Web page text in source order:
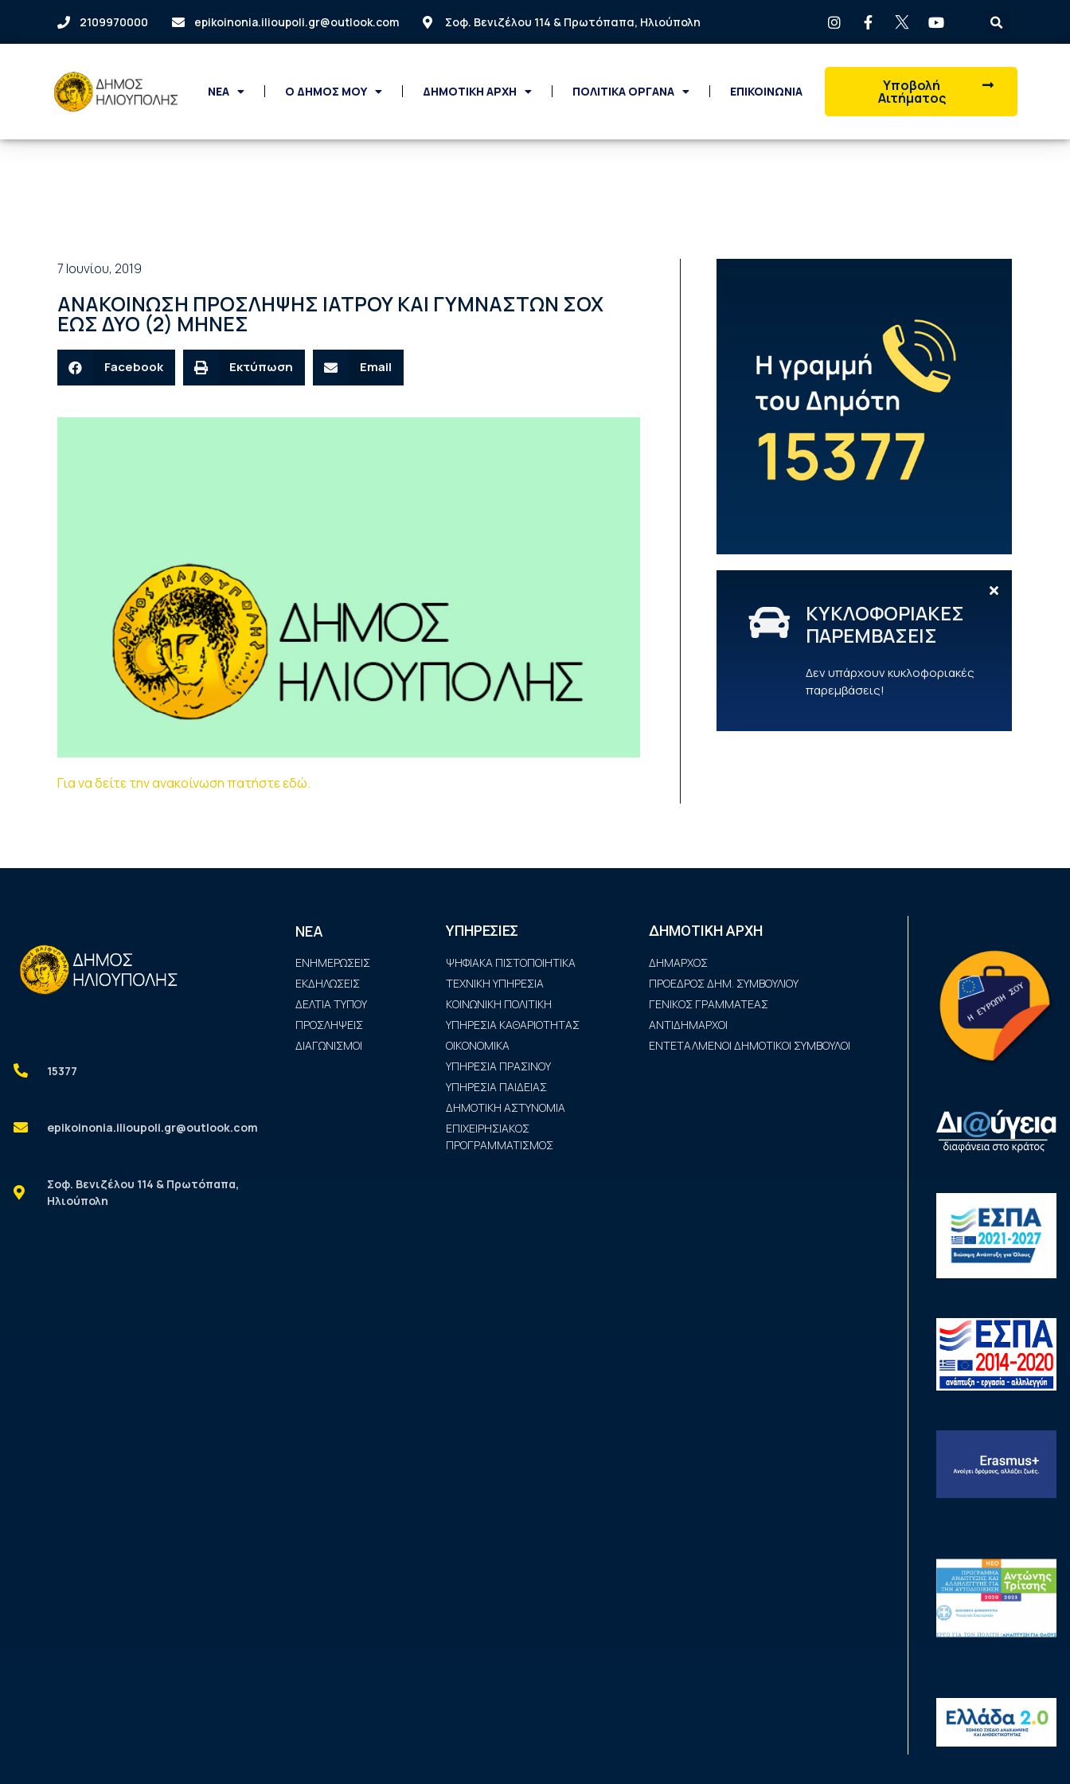
2109970000 epikoinonia.ilioupoli.gr@outlook.com Σοφ. Βενιζέλου 114 & Πρωτόπαπα, Ηλιούπολη
ΝΕΑ Ο ΔΗΜΟΣ ΜΟΥ ΔΗΜΟΤΙΚΗ ΑΡΧΗ ΠΟΛΙΤΙΚΑ ΟΡΓΑΝΑ ΕΠΙΚΟΙΝΩΝΙΑ Υποβολή
Αιτήματος
7 Ιουνίου, 2019
ΑΝΑΚΟΙΝΩΣΗ ΠΡΟΣΛΗΨΗΣ ΙΑΤΡΟΥ ΚΑΙ ΓΥΜΝΑΣΤΩΝ ΣΟΧ
ΕΩΣ ΔΥΟ (2) ΜΗΝΕΣ
Facebook Εκτύπωση Email
Για να δείτε την ανακοίνωση πατήστε εδώ.
ΚΥΚΛΟΦΟΡΙΑΚΕΣ
ΠΑΡΕΜΒΑΣΕΙΣ
Δεν υπάρχουν κυκλοφοριακές
παρεμβάσεις!
15377
epikoinonia.ilioupoli.gr@outlook.com
Σοφ. Βενιζέλου 114 & Πρωτόπαπα,
Ηλιούπολη
ΝΕΑ
ΕΝΗΜΕΡΩΣΕΙΣ
ΕΚΔΗΛΩΣΕΙΣ
ΔΕΛΤΙΑ ΤΥΠΟΥ
ΠΡΟΣΛΗΨΕΙΣ
ΔΙΑΓΩΝΙΣΜΟΙ
ΥΠΗΡΕΣΙΕΣ
ΨΗΦΙΑΚΑ ΠΙΣΤΟΠΟΙΗΤΙΚΑ
ΤΕΧΝΙΚΗ ΥΠΗΡΕΣΙΑ
ΚΟΙΝΩΝΙΚΗ ΠΟΛΙΤΙΚΗ
ΥΠΗΡΕΣΙΑ ΚΑΘΑΡΙΟΤΗΤΑΣ
ΟΙΚΟΝΟΜΙΚΑ
ΥΠΗΡΕΣΙΑ ΠΡΑΣΙΝΟΥ
ΥΠΗΡΕΣΙΑ ΠΑΙΔΕΙΑΣ
ΔΗΜΟΤΙΚΗ ΑΣΤΥΝΟΜΙΑ
ΕΠΙΧΕΙΡΗΣΙΑΚΟΣ
ΠΡΟΓΡΑΜΜΑΤΙΣΜΟΣ
ΔΗΜΟΤΙΚΗ ΑΡΧΗ
ΔΗΜΑΡΧΟΣ
ΠΡΟΕΔΡΟΣ ΔΗΜ. ΣΥΜΒΟΥΛΙΟΥ
ΓΕΝΙΚΟΣ ΓΡΑΜΜΑΤΕΑΣ
ΑΝΤΙΔΗΜΑΡΧΟΙ
ΕΝΤΕΤΑΛΜΕΝΟΙ ΔΗΜΟΤΙΚΟΙ ΣΥΜΒΟΥΛΟΙ